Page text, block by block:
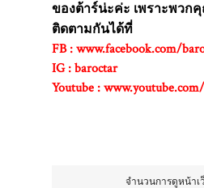
ของต้าร์น่ะค่ะ เพราะพว
ติดตามกันได้ที่
FB : www.facebook.com/
IG : baroctar
Youtube :
จำนวนการดูหน้าเ